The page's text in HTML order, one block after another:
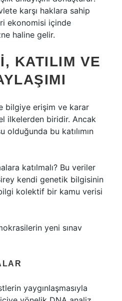
karşı haklara sahip
ekonomisi içinde
haline gelir.
KATILIM VE
bilgiye erişim ve karar
ilkelerden biridir. Ancak
bu katılımın
katılmalı? Bu veriler
kendi genetik bilgisinin
kolektif bir kamu verisi
yeni sınav
yaygınlaşmasıyla